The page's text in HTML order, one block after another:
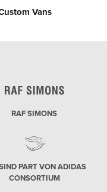
Vans
RAF SIMONS
PART VON ADIDAS
CONSORTIUM